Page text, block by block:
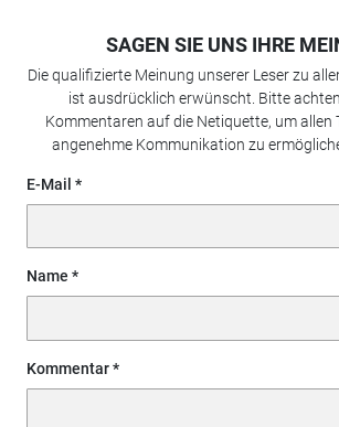
SAGEN SIE UNS IHRE
Die qualifizierte Meinung unserer Leser zu
ist ausdrücklich erwünscht. Bitte
Kommentaren auf die Netiquette, um allen
angenehme Kommunikation zu
E-Mail
Name
Kommentar